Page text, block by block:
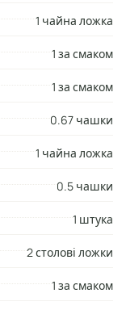
1 чайна ложка
1 за смаком
1 за смаком
0.67 чашки
1 чайна ложка
0.5 чашки
1 штука
2 столові ложки
1 за смаком